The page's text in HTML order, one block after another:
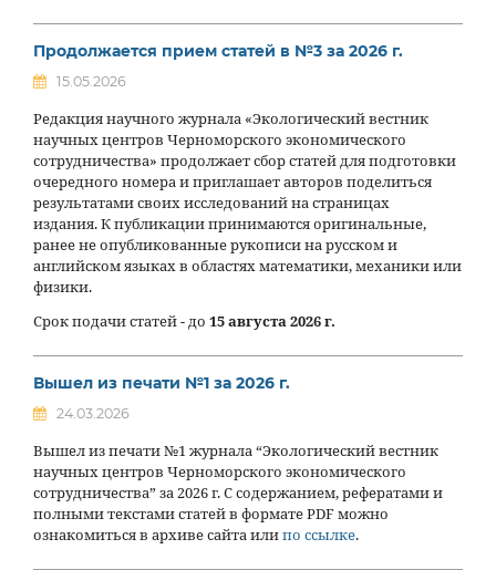
Продолжается прием статей в №3 за 2026 г.
15.05.2026
Редакция научного журнала «Экологический вестник
научных центров Черноморского экономического
сотрудничества» продолжает сбор статей для подготовки
очередного номера и приглашает авторов поделиться
результатами своих исследований на страницах
издания. К публикации принимаются оригинальные,
ранее не опубликованные рукописи на русском и
английском языках в областях математики, механики или
физики.
Срок подачи статей - до 15 августа 2026 г.
Вышел из печати №1 за 2026 г.
24.03.2026
Вышел из печати №1 журнала “Экологический вестник
научных центров Черноморского экономического
сотрудничества” за 2026 г. С содержанием, рефератами и
полными текстами статей в формате PDF можно
ознакомиться в архиве сайта илипо ссылке.